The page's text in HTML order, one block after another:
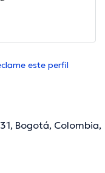
este perfil
Bogotá, Colombia,